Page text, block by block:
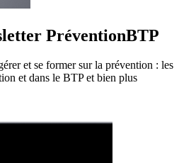
PréventionBTP
et se former sur la prévention : les
et dans le BTP et bien plus